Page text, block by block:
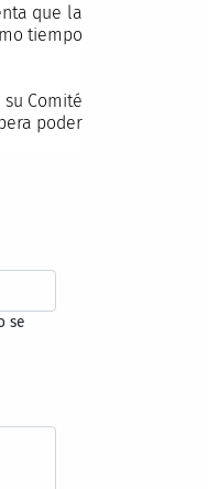
que la
tiempo
Comité
poder
se